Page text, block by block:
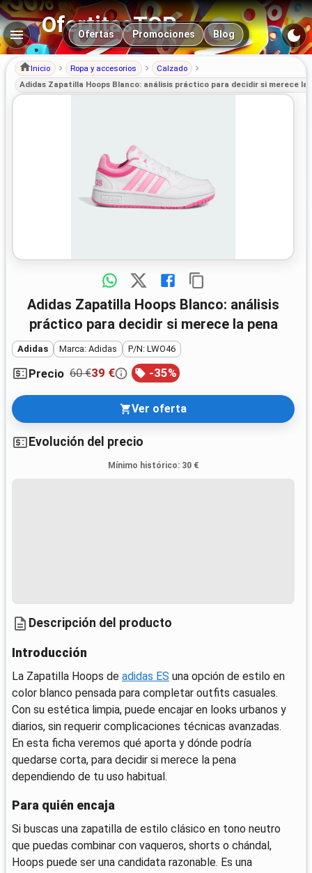
OfertitasTOP
Navegación principal
Ofertas Promociones Blog
Inicio Ropa y accesorios
Calzado
Adidas Zapatilla Hoops Blanco: análisis práctico para decidir si merece la
Adidas Zapatilla Hoops Blanco: análisis
práctico para decidir si merece la pena
Adidas Marca: Adidas P/N: LWO46
Precio 60 €39 € -35%
Ver oferta
Evolución del precio
Mínimo histórico: 30 €
Descripción del producto
Introducción
La Zapatilla Hoops de adidas ES una opción de estilo en
color blanco pensada para completar outfits casuales.
Con su estética limpia, puede encajar en looks urbanos y
diarios, sin requerir complicaciones técnicas avanzadas.
En esta ficha veremos qué aporta y dónde podría
quedarse corta, para decidir si merece la pena
dependiendo de tu uso habitual.
Para quién encaja
Si buscas una zapatilla de estilo clásico en tono neutro
que puedas combinar con vaqueros, shorts o chándal,
Hoops puede ser una candidata razonable. Es una